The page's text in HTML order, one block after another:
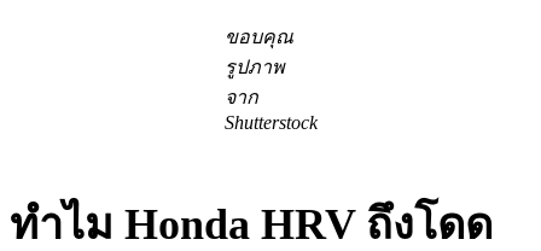
ขอบคุณ
รูปภาพ
จาก
Shutterstock
ทำไม​ Honda​ HRV​ ถึงโดด